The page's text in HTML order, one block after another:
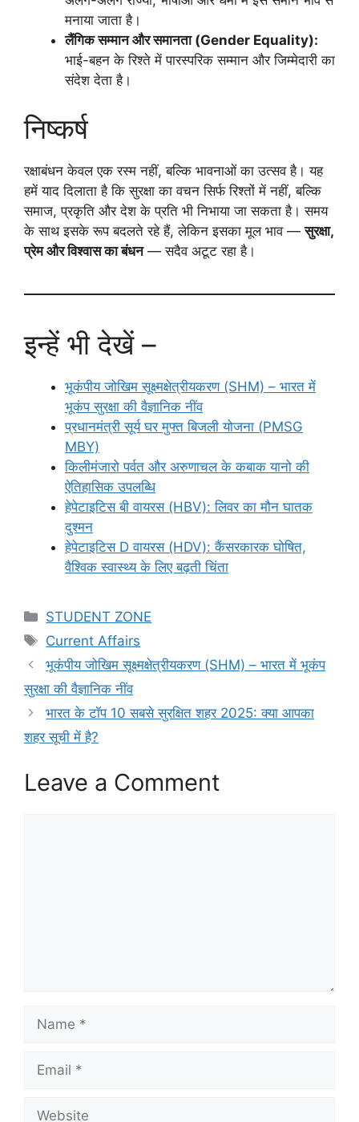
मनाया जाता है।
लैंगिक सम्मान और समानता (Gender Equality):
भाई-बहन के रिश्ते में पारस्परिक सम्मान और जिम्मेदारी का
संदेश देता है।
निष्कर्ष
रक्षाबंधन केवल एक रस्म नहीं, बल्कि भावनाओं का उत्सव है। यह
हमें याद दिलाता है कि सुरक्षा का वचन सिर्फ रिश्तों में नहीं, बल्कि
समाज, प्रकृति और देश के प्रति भी निभाया जा सकता है। समय
के साथ इसके रूप बदलते रहे हैं, लेकिन इसका मूल भाव —सुरक्षा,
प्रेम और विश्वास का बंधन— सदैव अटूट रहा है।
इन्हें भी देखें –
भूकंपीय जोखिम सूक्ष्मक्षेत्रीयकरण (SHM) – भारत में
भूकंप सुरक्षा की वैज्ञानिक नींव
प्रधानमंत्री सूर्य घर मुफ्त बिजली योजना (PMSG
MBY)
किलीमंजारो पर्वत और अरुणाचल के कबाक यानो की
ऐतिहासिक उपलब्धि
हेपेटाइटिस बी वायरस (HBV): लिवर का मौन घातक
दुश्मन
हेपेटाइटिस D वायरस (HDV): कैंसरकारक घोषित,
वैश्विक स्वास्थ्य के लिए बढ़ती चिंता
Categories
STUDENT ZONE
Tags
Current Affairs
भूकंपीय जोखिम सूक्ष्मक्षेत्रीयकरण (SHM) – भारत में भूकंप
सुरक्षा की वैज्ञानिक नींव
भारत के टॉप 10 सबसे सुरक्षित शहर 2025: क्या आपका
शहर सूची में है?
Leave a Comment
Name
Email
Website